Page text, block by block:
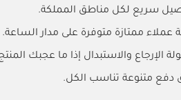
سريع لكل مناطق المملكة.
عملاء ممتازة متوفرة على مدار الساعة.
الإرجاع والاستبدال إذا ما عجبك
دفع متنوعة تناسب الكل.